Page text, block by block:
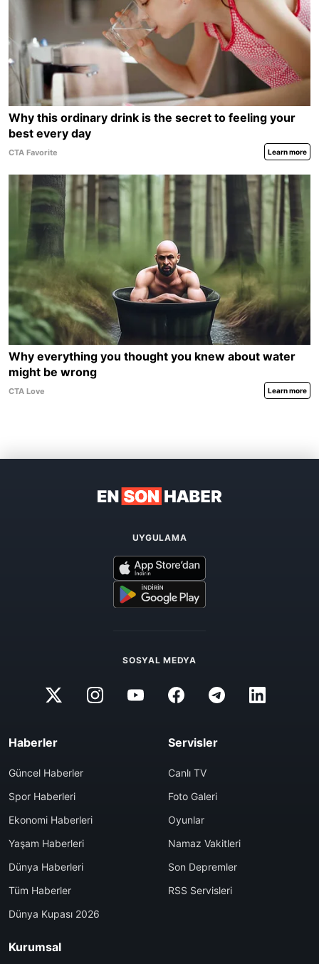
UYGULAMA
SOSYAL MEDYA
Haberler
Güncel Haberler
Spor Haberleri
Ekonomi Haberleri
Yaşam Haberleri
Dünya Haberleri
Tüm Haberler
Dünya Kupası 2026
Servisler
Canlı TV
Foto Galeri
Oyunlar
Namaz Vakitleri
Son Depremler
RSS Servisleri
Kurumsal